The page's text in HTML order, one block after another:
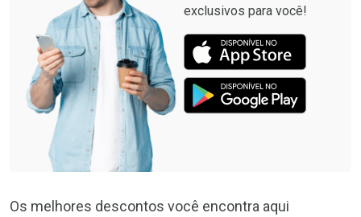
exclusivos para você!
Os melhores descontos você encontra aqui